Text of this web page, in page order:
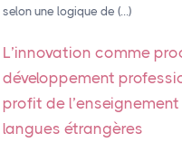
selon une logique de (…)
L’innovation comme
développement
profit de
langues étrangères